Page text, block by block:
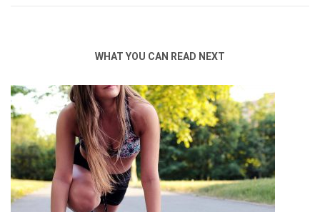
WHAT YOU CAN READ NEXT